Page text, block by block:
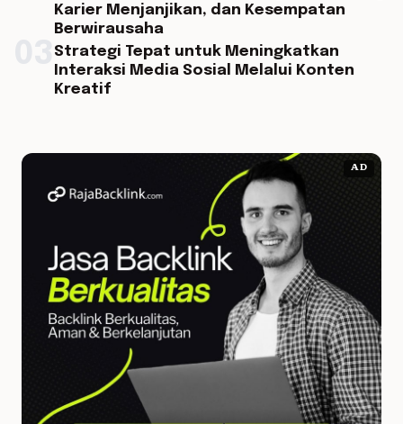
Karier Menjanjikan, dan Kesempatan
Berwirausaha
Strategi Tepat untuk Meningkatkan
Interaksi Media Sosial Melalui Konten
Kreatif
AD